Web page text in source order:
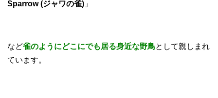
Sparrow (ジャワの雀) 」
など雀のようにどこにでも居る身近な野鳥として親しまれ
ています。